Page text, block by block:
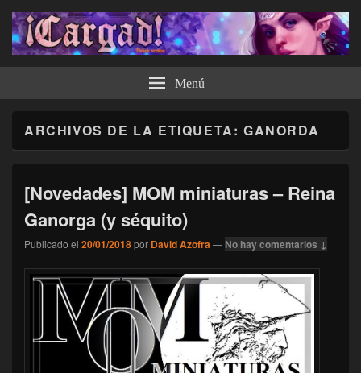
¡Cargad! Menú
ARCHIVOS DE LA ETIQUETA:GANORDA
[Novedades] MOM miniaturas – Reina
Ganorga (y séquito)
Publicado el 20/01/2018por David Azofra— No hay comentarios ↓